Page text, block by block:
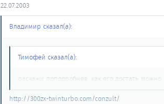
22.07.2003
Владимир сказал(а):
Тимофей сказал(а):
раскажи поподробнее, как его достать можно
http://300zx-twinturbo.com/conzult/